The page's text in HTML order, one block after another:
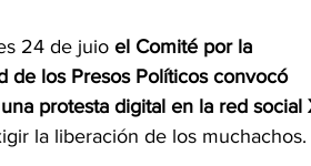
24 de juio el Comité por la
de los Presos Políticos convocó
protesta digital en la red
la liberación de los muchachos.